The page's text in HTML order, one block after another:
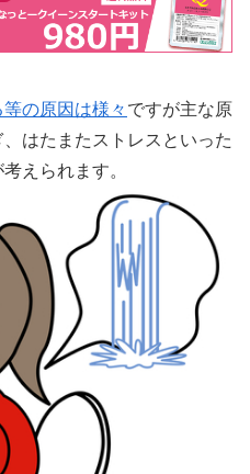
等の原因は様々 ですが主な原
はたまたストレスといった
考えられます。